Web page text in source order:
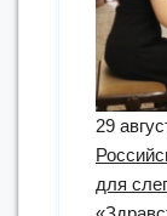
29
для